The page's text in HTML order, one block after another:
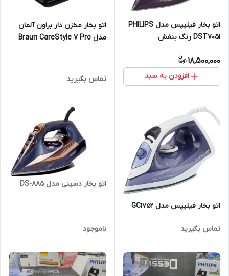
اتو بخار فیلیپس مدل PHILIPS
DST7051 رنگ بنفش
18,500,000
افزودن به سبد
اتو بخار مخزن دار براون آلمان
مدل Braun CareStyle 7 Pro
تماس بگیرید
اتو بخار فیلیپس مدل GC1752
تماس بگیرید
اتو بخار دسینی مدل DS-885
ناموجود